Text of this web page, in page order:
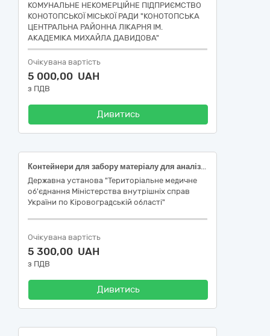
КОМУНАЛЬНЕ НЕКОМЕРЦІЙНЕ ПІДПРИЄМСТВО
КОНОТОПСЬКОЇ МІСЬКОЇ РАДИ "КОНОТОПСЬКА
ЦЕНТРАЛЬНА РАЙОННА ЛІКАРНЯ ІМ.
АКАДЕМІКА МИХАЙЛА ДАВИДОВА"
Очікувана вартість
5 000,00 UAH
з ПДВ
Дивитись
Контейнери для забору матеріалу для аналізів (Ємкість для збору патоморфологічних зразків на 60 м, стерильна, без градуювання, не стійка до автоклавування, код НК 024:2023:31400 Контейнер для збирання проб сечі стерильний IVD (діагностика in vitro), код НК 031:2024-W05010203 ЗБІР СЕЧІ, КОНТЕЙНЕРИ ) згідно до коду ДК 021:2015 33140000-3 Медичні матеріали (33141600-6 Контейнери та пакети для забору матеріалу для аналізів, дренажі та комплекти )
Державна установа "Територіальне медичне
об'єднання Міністерства внутрішніх справ
України по Кіровоградській області"
Очікувана вартість
5 300,00 UAH
з ПДВ
Дивитись